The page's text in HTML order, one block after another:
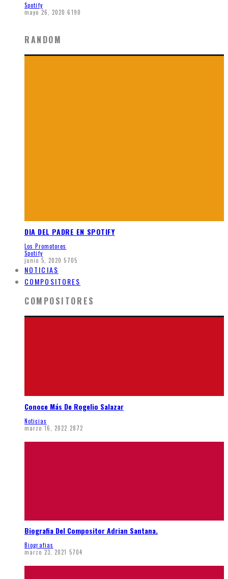
Spotify
mayo 26, 2020 6190
RANDOM
DIA DEL PADRE EN SPOTIFY
Los Promotores
Spotify
junio 5, 2020 5705
NOTICIAS
COMPOSITORES
COMPOSITORES
Conoce Más De Rogelio Salazar
Noticias
marzo 16, 2022 2872
Biografia Del Compositor Adrian Santana.
Biografias
marzo 23, 2021 5704